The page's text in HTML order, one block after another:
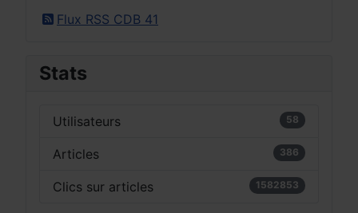
Flux RSS CDB 41
Stats
Utilisateurs 58
Articles 386
Clics sur articles 1582853